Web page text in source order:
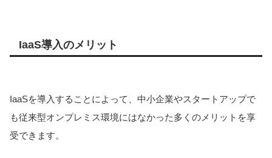
IaaS導入のメリット
IaaSを導入することによって、中小企業やスタートアップで
も従来型オンプレミス環境にはなかった多くのメリットを享
受できます。